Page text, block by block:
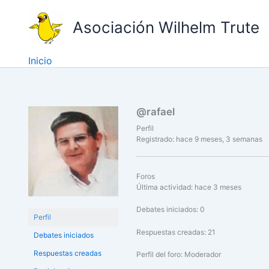
contenido
Asociación Wilhelm Trute
Inicio
Perfil
Debates iniciados
Respuestas creadas
@rafael
Perfil
Registrado: hace 9 meses, 3 semanas
Foros
Última actividad: hace 3 meses
Debates iniciados: 0
Respuestas creadas: 21
Perfil del foro: Moderador